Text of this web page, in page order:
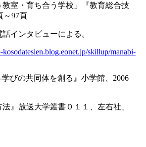
室・育ち合う学校」『教育総合技
～97頁
インタビューによる。
kosodatesien.blog.eonet.jp/skillup/manabi-
びの共同体を創る』小学館、2006
』放送大学叢書０１１、左右社、